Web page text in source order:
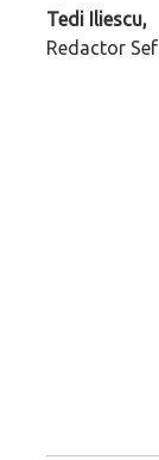
Tedi Iliescu,
Redactor